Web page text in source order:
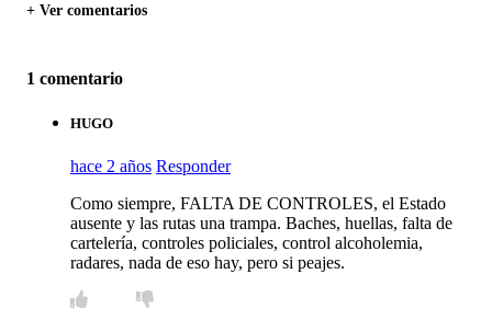
+ Ver comentarios
1 comentario
HUGO
hace 2 años Responder
Como siempre, FALTA DE CONTROLES, el Estado
ausente y las rutas una trampa. Baches, huellas, falta de
cartelería, controles policiales, control alcoholemia,
radares, nada de eso hay, pero si peajes.